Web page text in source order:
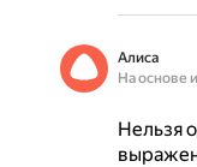
Алиса
На основе
Нельзя